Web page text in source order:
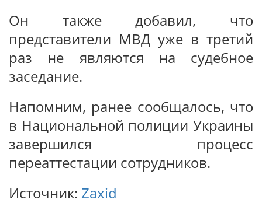
Он также добавил, что
представители МВД уже в третий
раз не являются на судебное
заседание.
Напомним, ранее сообщалось, что
в Национальной полиции Украины
завершился процесс
переаттестации сотрудников.
Источник: Zaxid